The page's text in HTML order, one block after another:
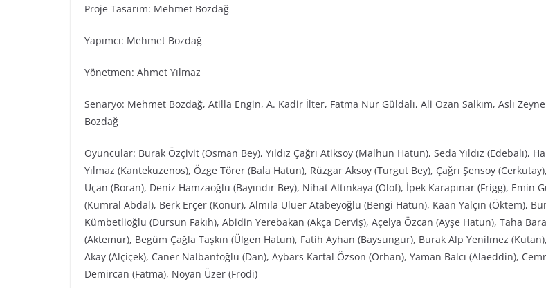
Proje Tasarım: Mehmet Bozdağ
Yapımcı: Mehmet Bozdağ
Yönetmen: Ahmet Yılmaz
Senaryo: Mehmet Bozdağ, Atilla Engin, A. Kadir İlter, Fatma Nur Güldalı, Ali Ozan Salkım, Aslı
Bozdağ
Oyuncular: Burak Özçivit (Osman Bey), Yıldız Çağrı Atiksoy (Malhun Hatun), Seda Yıldız (Edebalı),
Yılmaz (Kantekuzenos), Özge Törer (Bala Hatun), Rüzgar Aksoy (Turgut Bey), Çağrı Şensoy
Uçan (Boran), Deniz Hamzaoğlu (Bayındır Bey), Nihat Altınkaya (Olof), İpek Karapınar (Frigg), Emin
(Kumral Abdal), Berk Erçer (Konur), Almıla Uluer Atabeyoğlu (Bengi Hatun), Kaan Yalçın (Öktem),
Kümbetlioğlu (Dursun Fakıh), Abidin Yerebakan (Akça Derviş), Açelya Özcan (Ayşe Hatun), Taha
(Aktemur), Begüm Çağla Taşkın (Ülgen Hatun), Fatih Ayhan (Baysungur), Burak Alp Yenilmez
Akay (Alçiçek), Caner Nalbantoğlu (Dan), Aybars Kartal Özson (Orhan), Yaman Balcı (Alaeddin),
Demircan (Fatma), Noyan Üzer (Frodi)